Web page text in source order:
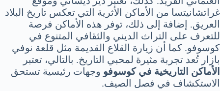
غراتشانيتسا من الأماكن الأثرية التي تعكس تاريخ البلاد
العريق. إضافة إلى ذلك، توفر هذه الأماكن فرصة
للتعرف على التراث الديني والثقافي المتنوع في
كوسوفو. كما أن زيارة القلاع القديمة مثل قلعة نوفي
بازار تُعد تجربة مثيرة لمحبي التاريخ. بالتالي، تعتبر
الأماكن التاريخية في كوسوفو وجهات رئيسية تستحق
الاستكشاف في فصل الصيف.